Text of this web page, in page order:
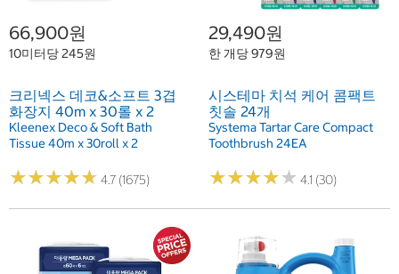
66,900원
10미터당 245원
크리넥스 데코&소프트 3겹
화장지 40m x 30롤 x 2
Kleenex Deco & Soft Bath
Tissue 40m x 30roll x 2
★★★★★
★★★★★ 4.7 (1675)
29,490원
한 개당 979원
시스테마 치석 케어 콤팩트
칫솔 24개
Systema Tartar Care Compact
Toothbrush 24EA
★★★★★
★★★★★ 4.1 (30)